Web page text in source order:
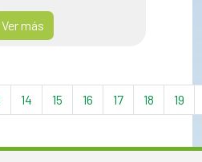
Ver más
14 15 16 17 18 19